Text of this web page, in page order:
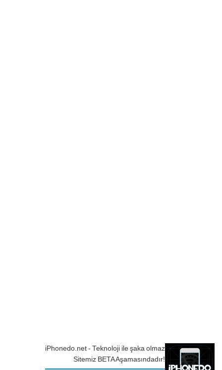
iPhonedo.net - Teknoloji ile şaka olmaz
Sitemiz BETA Aşamasındadır!